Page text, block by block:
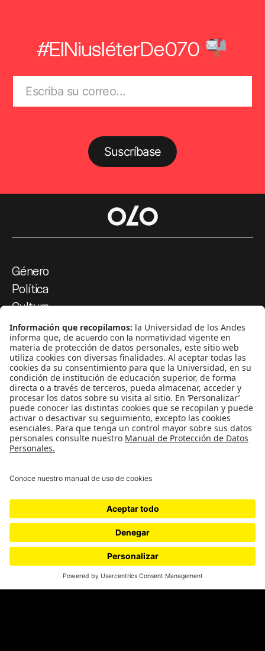
#ElNiusléterDe070
Suscríbase
Género
Política
Cultura
Medio ambiente
Medios y periodismo
Ciudad
Movilización social
¿Quiénes somos?
Podcasts
Proyectos 070
SÍGUENOS